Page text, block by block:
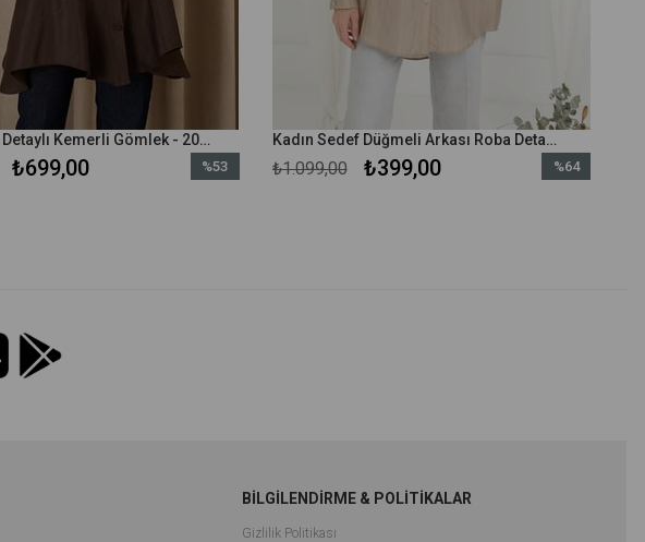
Kadın Dikiş Detaylı Kemerli Gömlek - 20708GML - Kahverengi
₺699,00
%53
Kadın Sedef Düğmeli Arkası Roba Detaylı Gömlek - 20645GML - Vizon
₺399,00
₺1.099,00
%64
BİLGİLENDİRME & POLİTİKALAR
Gizlilik Politikası